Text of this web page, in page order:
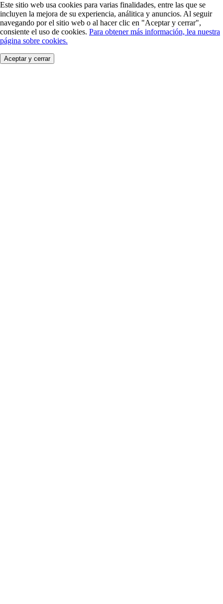
Este sitio web usa cookies para varias finalidades, entre las que se
incluyen la mejora de su experiencia, análitica y anuncios. Al seguir
navegando por el sitio web o al hacer clic en "Aceptar y cerrar",
consiente el uso de cookies. Para obtener más información, lea nuestra
página sobre cookies.
Aceptar y cerrar